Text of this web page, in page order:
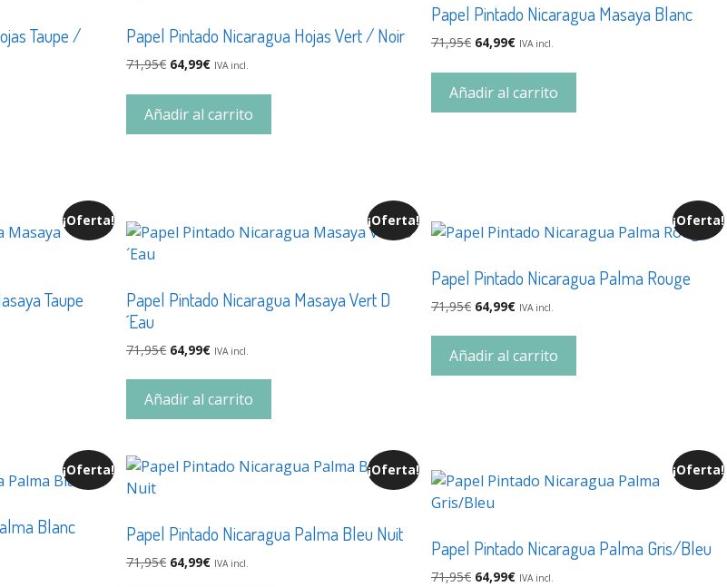
Taupe /
Papel Pintado Nicaragua Hojas Vert / Noir
71,95€ 64,99€ IVA incl.
Añadir al carrito
Papel Pintado Nicaragua Masaya Blanc
71,95€ 64,99€ IVA incl.
Añadir al carrito
¡Oferta!
Taupe
¡Oferta!
Papel Pintado Nicaragua Masaya Vert D
´Eau
71,95€ 64,99€ IVA incl.
Añadir al carrito
¡Oferta!
Papel Pintado Nicaragua Palma Rouge
71,95€ 64,99€ IVA incl.
Añadir al carrito
¡Oferta!
Blanc
¡Oferta!
Papel Pintado Nicaragua Palma Bleu Nuit
71,95€ 64,99€ IVA incl.
¡Oferta!
Papel Pintado Nicaragua Palma Gris/Bleu
71,95€ 64,99€ IVA incl.